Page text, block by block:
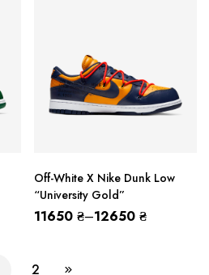
Off-White X Nike Dunk Low
“University Gold”
11650 ₴–12650 ₴
2